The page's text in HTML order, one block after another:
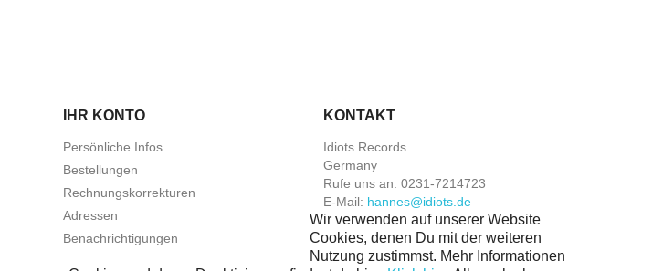
IHR KONTO
Persönliche Infos
Bestellungen
Rechnungskorrekturen
Adressen
Benachrichtigungen
KONTAKT
Idiots Records
Germany
Rufe uns an: 0231-7214723
E-Mail: hannes@idiots.de
Wir verwenden auf unserer Website
Cookies, denen Du mit der weiteren
Nutzung zustimmst. Mehr Informationen